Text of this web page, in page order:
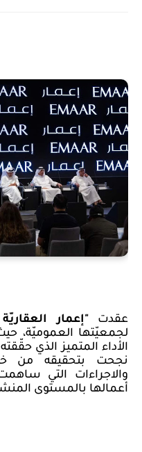
عقدت"إعمار
لجمعيّتها العموميّة،
نجحت بتحقيقه من
والاجراءات التي
أعمالها بالمستوى